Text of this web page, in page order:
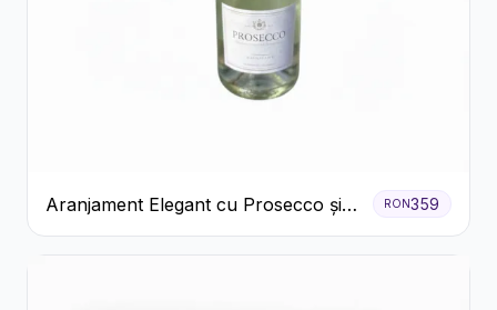
Aranjament Elegant cu Prosecco și
Flori Galbene.
RON359